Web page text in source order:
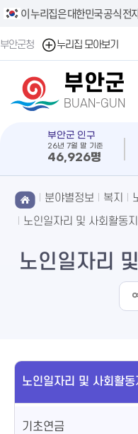
이 누리집은 대한민국 공식 전
부안군청 누리집 모아보기
부안군
BUAN-GUN
부안군 인구
26년 7월 말 기준
46,926명
분야별정보 복지
노인일자리 및 사회활동
노인일자리
노인일자리 및 사회활동
기초연금